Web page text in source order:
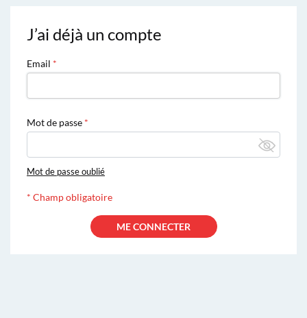
J’ai déjà un compte
Email
Mot de passe
Mot de passe oublié
* Champ obligatoire